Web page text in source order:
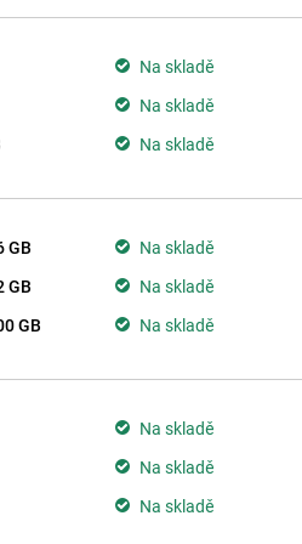
Na skladě
Na skladě
Na skladě
GB Na skladě
GB Na skladě
GB Na skladě
Na skladě
Na skladě
Na skladě